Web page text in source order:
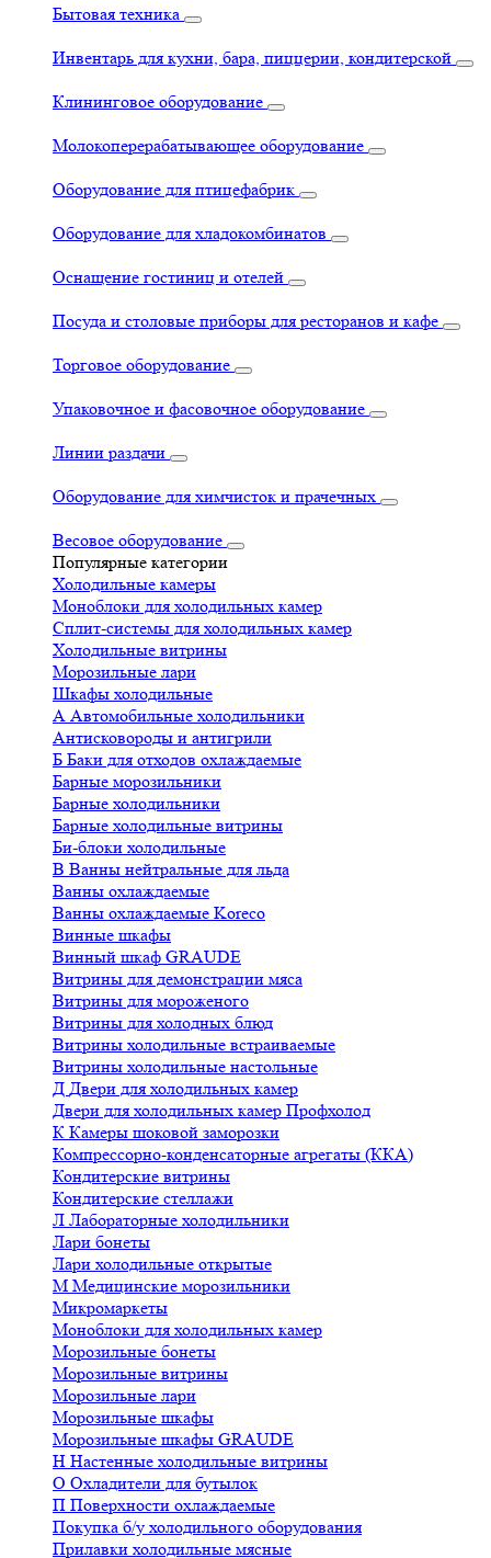
Бытовая техника
Инвентарь для кухни, бара, пиццерии, кондитерской
Клининговое оборудование
Молокоперерабатывающее оборудование
Оборудование для птицефабрик
Оборудование для хладокомбинатов
Оснащение гостиниц и отелей
Посуда и столовые приборы для ресторанов и кафе
Торговое оборудование
Упаковочное и фасовочное оборудование
Линии раздачи
Оборудование для химчисток и прачечных
Весовое оборудование
Популярные категории
Холодильные камеры
Моноблоки для холодильных камер
Сплит-системы для холодильных камер
Холодильные витрины
Морозильные лари
Шкафы холодильные
А Автомобильные холодильники
Антисковороды и антигрили
Б Баки для отходов охлаждаемые
Барные морозильники
Барные холодильники
Барные холодильные витрины
Би-блоки холодильные
В Ванны нейтральные для льда
Ванны охлаждаемые
Ванны охлаждаемые Koreco
Винные шкафы
Винный шкаф GRAUDE
Витрины для демонстрации мяса
Витрины для мороженого
Витрины для холодных блюд
Витрины холодильные встраиваемые
Витрины холодильные настольные
Д Двери для холодильных камер
Двери для холодильных камер Профхолод
К Камеры шоковой заморозки
Компрессорно-конденсаторные агрегаты (ККА)
Кондитерские витрины
Кондитерские стеллажи
Л Лабораторные холодильники
Лари бонеты
Лари холодильные открытые
М Медицинские морозильники
Микромаркеты
Моноблоки для холодильных камер
Морозильные бонеты
Морозильные витрины
Морозильные лари
Морозильные шкафы
Морозильные шкафы GRAUDE
Н Настенные холодильные витрины
О Охладители для бутылок
П Поверхности охлаждаемые
Покупка б/у холодильного оборудования
Прилавки холодильные мясные